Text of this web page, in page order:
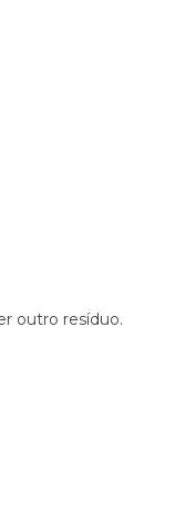
outro resíduo.